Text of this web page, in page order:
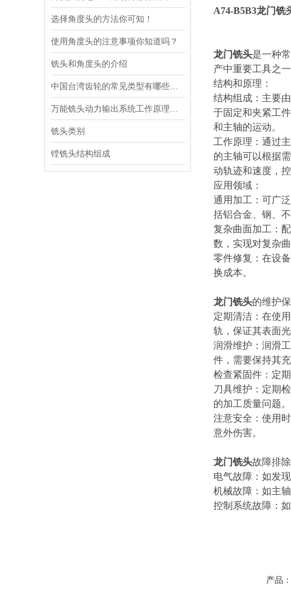
选择角度头的方法你可知！
使用角度头的注意事项你知道吗？
铣头和角度头的介绍
铣头类别
镗铣头结构组成
A74-B5B3龙门铣
龙门铣头是一种
产中重要工具之一
结构和原理：
结构组成：主要
于固定和夹紧工
和主轴的运动。
工作原理：通过
的主轴可以根据
动轨迹和速度，
应用领域：
通用加工：可广
括铝合金、钢、
复杂曲面加工：
数，实现对复杂
零件修复：在设
换成本。
龙门铣头的维护
定期清洁：在使
轨，保证其表面
润滑维护：润滑
件，需要保持其
检查紧固件：定
刀具维护：定期
的加工质量问题。
注意安全：使用
意外伤害。
龙门铣头故障排
电气故障：如发
机械故障：如主
控制系统故障：
产品：